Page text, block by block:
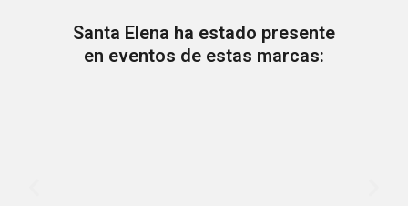
Santa Elena ha estado presente
en eventos de estas marcas: